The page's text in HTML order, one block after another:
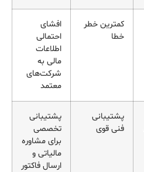
کمترین خطر
خطا
افشای
احتمالی
اطلاعات
مالی به
شرکت‌های
معتمد
پشتیبانی
فنی قوی
پشتیبانی
تخصصی
برای مشاوره
مالیاتی و
ارسال فاکتور